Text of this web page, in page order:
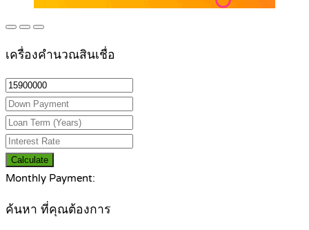
เครื่องคำนวณสินเชื่อ
Calculate
Monthly Payment:
ค้นหา ที่คุณต้องการ